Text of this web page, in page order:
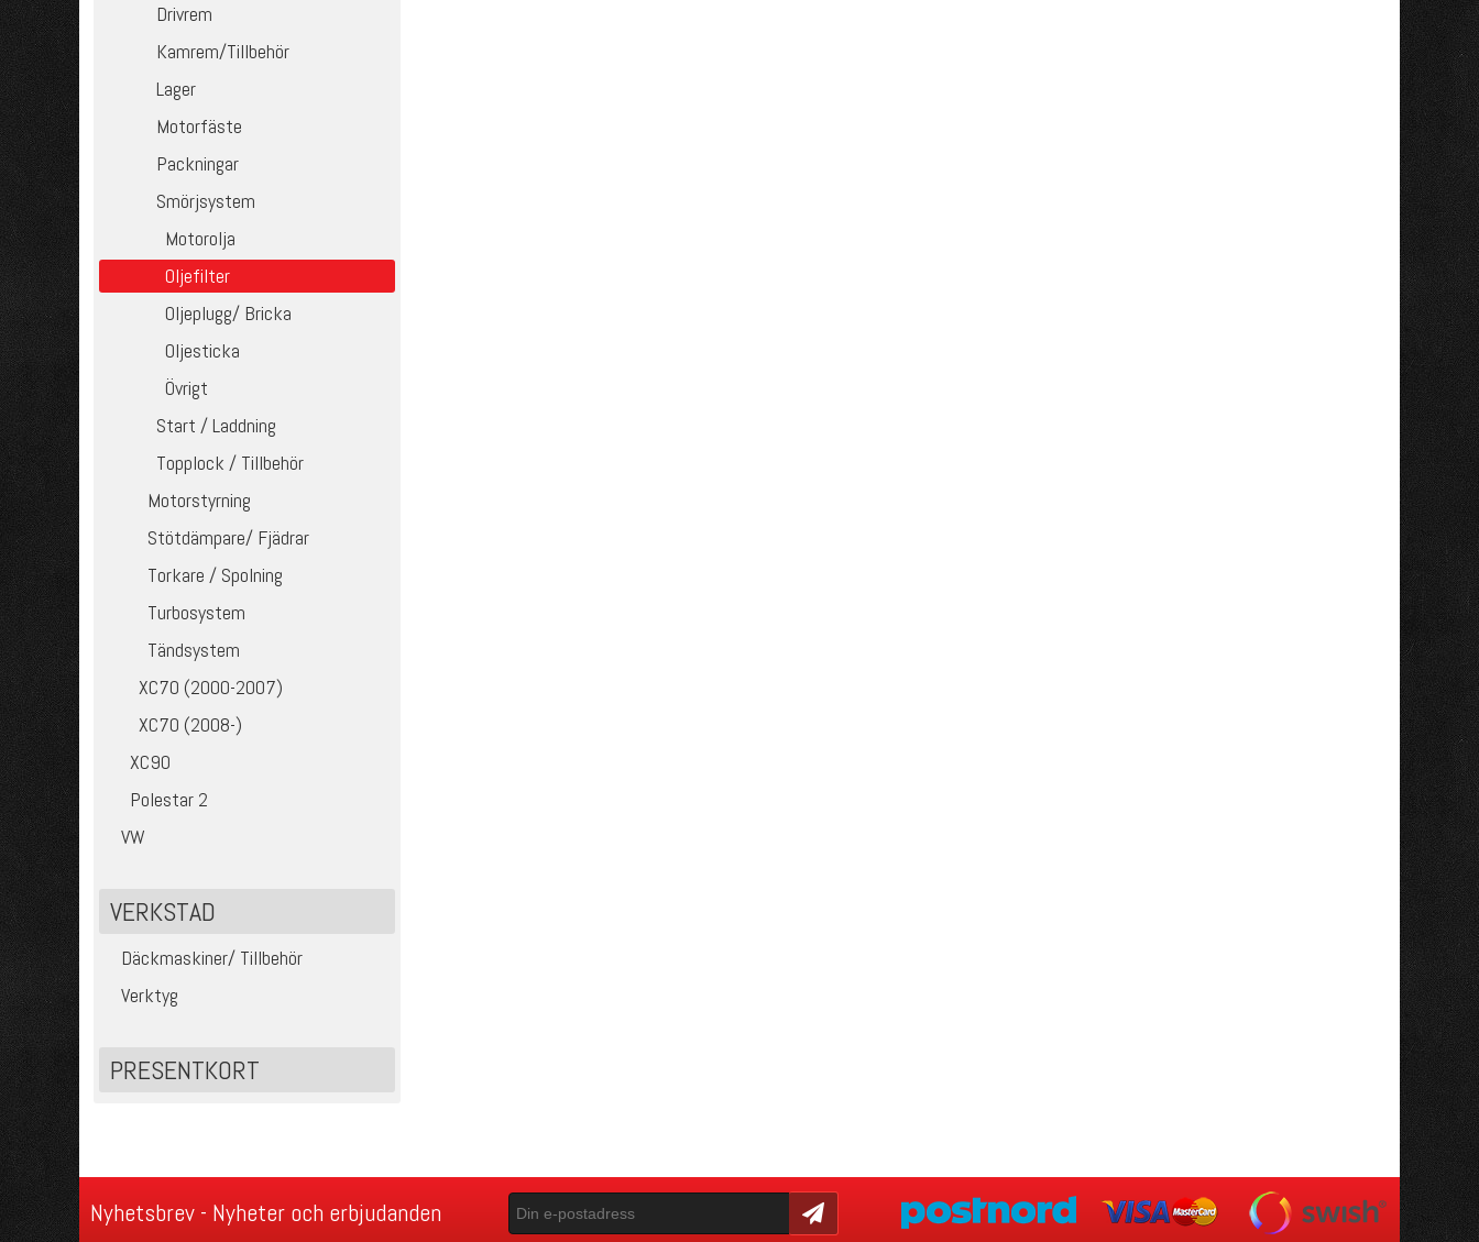
Drivrem
Kamrem/Tillbehör
Lager
Motorfäste
Packningar
Smörjsystem
Motorolja
Oljefilter
Oljeplugg/ Bricka
Oljesticka
Övrigt
Start / Laddning
Topplock / Tillbehör
Motorstyrning
Stötdämpare/ Fjädrar
Torkare / Spolning
Turbosystem
Tändsystem
XC70 (2000-2007)
XC70 (2008-)
XC90
Polestar 2
VW
VERKSTAD
Däckmaskiner/ Tillbehör
Verktyg
PRESENTKORT
Nyhetsbrev - Nyheter och erbjudanden Skicka